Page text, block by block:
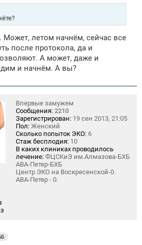
Может, летом начнём, сейчас все
после протокола, да и
А может, даже и
и начнём. А вы?
Впервые замужем
Сообщения: 2210
Зарегистрирован: 19 сен 2013, 21:05
Пол: Женский
Сколько попыток ЭКО: 6
Стаж бесплодия: 10
В каких клиниках проводилось
лечение: ФЦСКиЭ им.Алмазова-БХБ
АВА-Петер-БХБ
Центр ЭКО на Воскресенской-0.
АВА-Петер - 0.